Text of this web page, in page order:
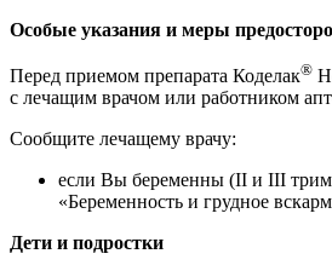
Особые указания и меры
Перед приемом препарата Коделак®
с лечащим врачом или работником
Сообщите лечащему врачу:
если Вы беременны (II и III
«Беременность и грудное
Дети и подростки